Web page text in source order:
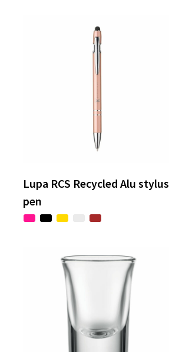
Lupa RCS Recycled Alu stylus
pen